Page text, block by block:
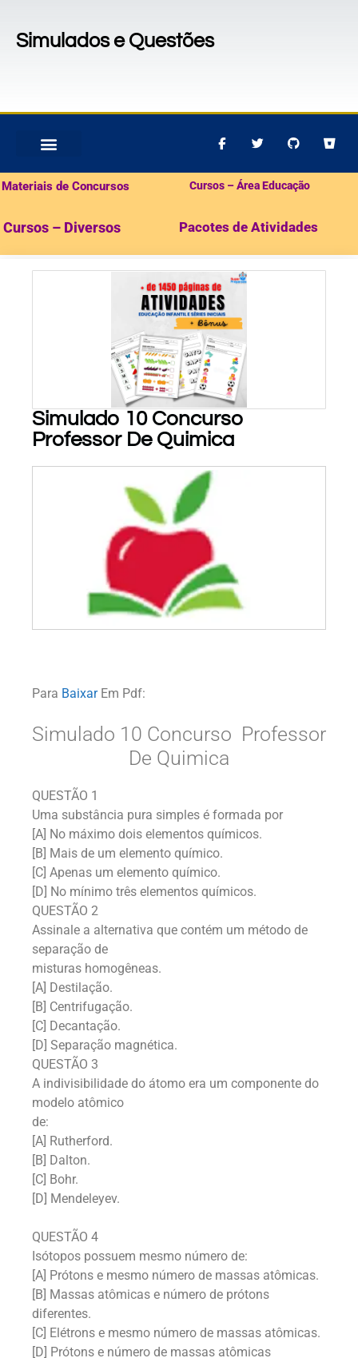
Simulados e Questões
Materiais de Concursos Cursos – Área Educação
Cursos – Diversos Pacotes de Atividades
PARA BAIXAR!
Simulado 10 Concurso
Professor De Quimica
Para Baixar Em Pdf:
Simulado 10 Concurso Professor
De Quimica
QUESTÃO 1
Uma substância pura simples é formada por
[A] No máximo dois elementos químicos.
[B] Mais de um elemento químico.
[C] Apenas um elemento químico.
[D] No mínimo três elementos químicos.
QUESTÃO 2
Assinale a alternativa que contém um método de
separação de
misturas homogêneas.
[A] Destilação.
[B] Centrifugação.
[C] Decantação.
[D] Separação magnética.
QUESTÃO 3
A indivisibilidade do átomo era um componente do
modelo atômico
de:
[A] Rutherford.
[B] Dalton.
[C] Bohr.
[D] Mendeleyev.
QUESTÃO 4
Isótopos possuem mesmo número de:
[A] Prótons e mesmo número de massas atômicas.
[B] Massas atômicas e número de prótons
diferentes.
[C] Elétrons e mesmo número de massas atômicas.
[D] Prótons e número de massas atômicas